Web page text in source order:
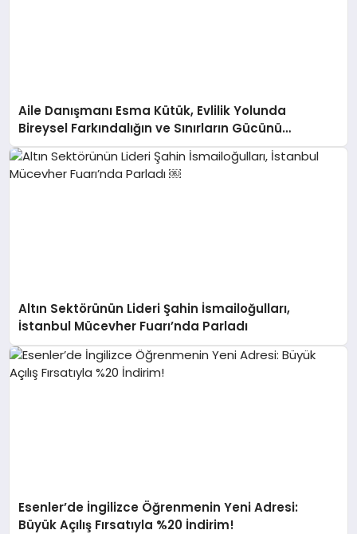
Aile Danışmanı Esma Kütük, Evlilik Yolunda
Bireysel Farkındalığın ve Sınırların Gücünü
Anlatıyor
Altın Sektörünün Lideri Şahin İsmailoğulları,
İstanbul Mücevher Fuarı’nda Parladı ￼
Esenler’de İngilizce Öğrenmenin Yeni Adresi:
Büyük Açılış Fırsatıyla %20 İndirim!